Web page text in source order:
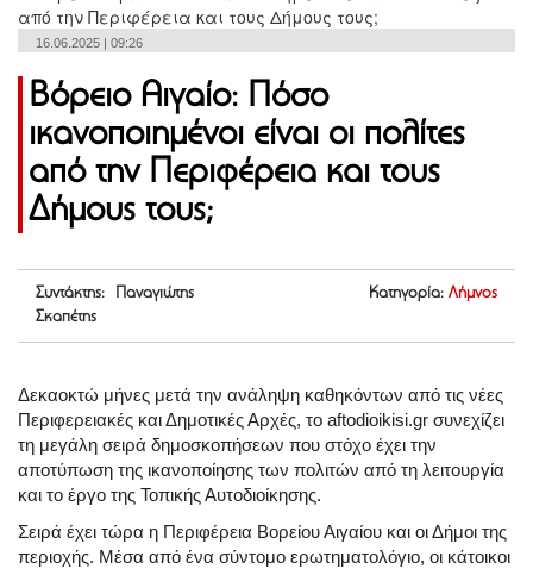
16.06.2025 | 09:26
Βόρειο Αιγαίο: Πόσο
ικανοποιημένοι είναι οι πολίτες
από την Περιφέρεια και τους
Δήμους τους;
Συντάκτης: Παναγιώτης
Σκαπέτης
Κατηγορία: Λήμνος
Δεκαοκτώ μήνες μετά την ανάληψη καθηκόντων από τις νέες
Περιφερειακές και Δημοτικές Αρχές, το aftodioikisi.gr συνεχίζει
τη μεγάλη σειρά δημοσκοπήσεων που στόχο έχει την
αποτύπωση της ικανοποίησης των πολιτών από τη λειτουργία
και το έργο της Τοπικής Αυτοδιοίκησης.
Σειρά έχει τώρα η Περιφέρεια Βορείου Αιγαίου και οι Δήμοι της
περιοχής. Μέσα από ένα σύντομο ερωτηματολόγιο, οι κάτοικοι